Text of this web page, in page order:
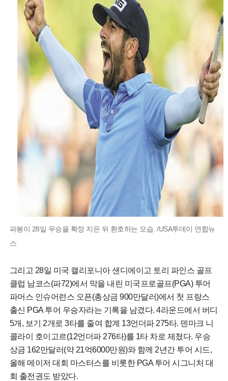
파봉이 28일 우승을 확정 지은 뒤 환호하는 모습. /USA투데이 연합뉴
스
그리고 28일 미국 캘리포니아 샌디에이고 토리 파인스 골프
클럽 남코스(파72)에서 막을 내린 미국프로골프(PGA) 투어
파머스 인슈어런스 오픈(총상금 900만달러)에서 첫 프랑스
출신 PGA 투어 우승자라는 기록을 남겼다. 4라운드에서 버디
5개, 보기 2개로 3타를 줄여 합계 13언더파 275타. 덴마크 니
콜라이 호이고르(12언더파 276타)를 1타 차로 제쳤다. 우승
상금 162만달러(약 21억6000만원)와 함께 2년간 투어 시드,
올해 메이저 대회 마스터스를 비롯한 PGA 투어 시그니처 대
회 출전권도 받았다.